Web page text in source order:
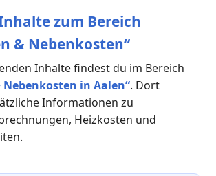
zum Bereich
& Nebenkosten“
Inhalte findest du im Bereich
in Aalen“. Dort
Informationen zu
Heizkosten und